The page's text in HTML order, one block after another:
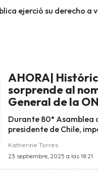
ejerció su derecho
AHORA|
sorprende al
General de la
Durante 80° Asamblea
presidente de Chile,
Katherine Torres
23 septiembre, 2025 a las 18:21